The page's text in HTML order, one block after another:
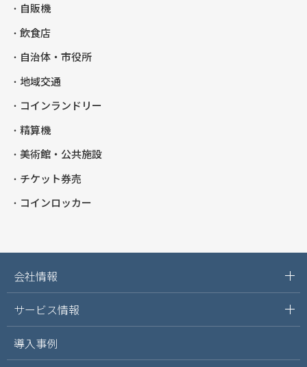
自販機
飲食店
自治体・市役所
地域交通
コインランドリー
精算機
美術館・公共施設
チケット券売
コインロッカー
会社情報
サービス情報
導入事例